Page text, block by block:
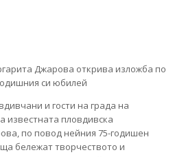
и гости на града на
известната пловдивска
по повод нейния 75-годишен
бележат творчеството и